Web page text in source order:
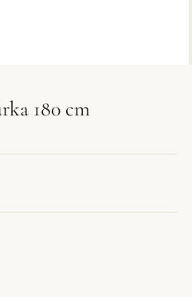
180 cm